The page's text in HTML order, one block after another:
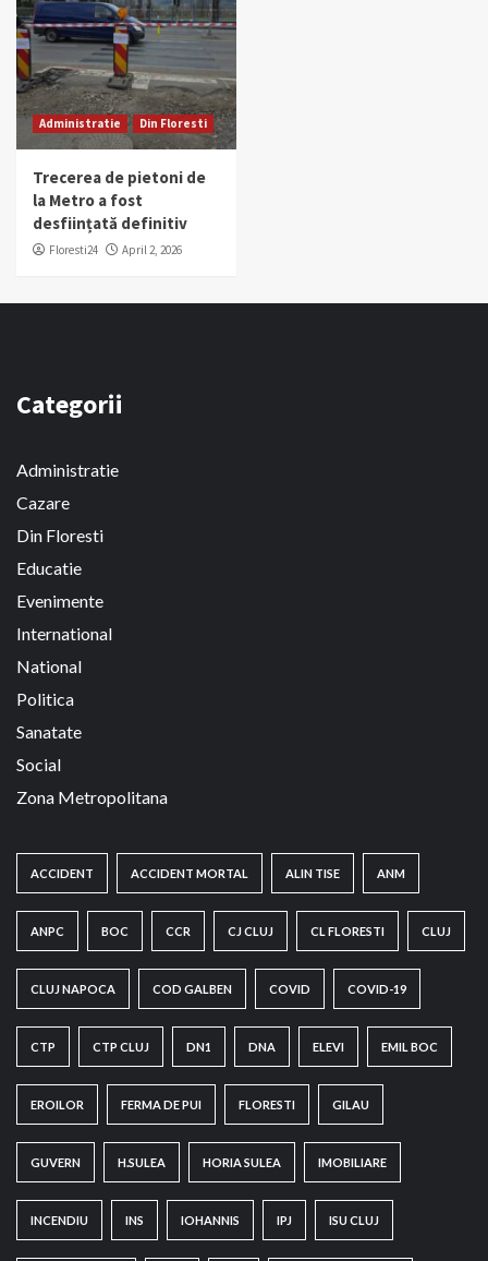
Administratie Din Floresti
Trecerea de pietoni de
la Metro a fost
desființată definitiv
Floresti24 April 2, 2026
Categorii
Administratie
Cazare
Din Floresti
Educatie
Evenimente
International
National
Politica
Sanatate
Social
Zona Metropolitana
ACCIDENT ACCIDENT MORTAL ALIN TISE ANM
ANPC BOC CCR CJ CLUJ CL FLORESTI CLUJ
CLUJ NAPOCA COD GALBEN COVID COVID-19
CTP CTP CLUJ DN1 DNA ELEVI EMIL BOC
EROILOR FERMA DE PUI FLORESTI GILAU
GUVERN H.SULEA HORIA SULEA IMOBILIARE
INCENDIU INS IOHANNIS IPJ ISU CLUJ